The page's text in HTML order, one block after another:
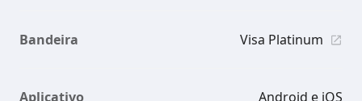
Bandeira Visa Platinum
Aplicativo Android e iOS